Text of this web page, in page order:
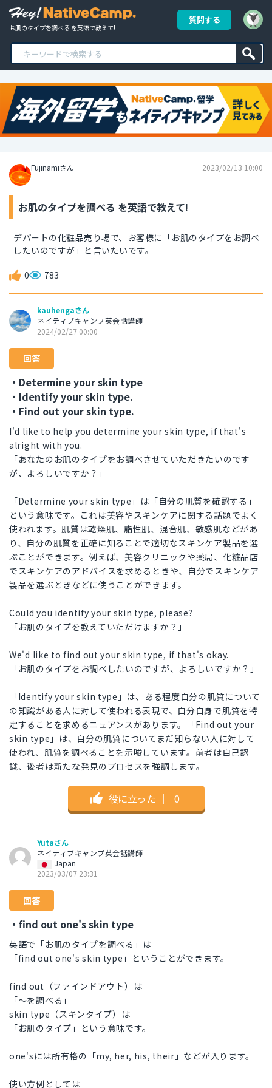
お肌のタイプを調べる を英語で教えて!
質問する
Fujinamiさん 2023/02/13 10:00
お肌のタイプを調べる を英語で教えて!
デパートの化粧品売り場で、お客様に「お肌のタイプをお調べ
したいのですが」と言いたいです。
0 783
kauhengaさん
ネイティブキャンプ英会話講師
2024/02/27 00:00
回答
・Determine your skin type
・Identify your skin type.
・Find out your skin type.
I'd like to help you determine your skin type, if that's
alright with you.
「あなたのお肌のタイプをお調べさせていただきたいのです
が、よろしいですか？」
「Determine your skin type」は「自分の肌質を確認する」
という意味です。これは美容やスキンケアに関する話題でよく
使われます。肌質は乾燥肌、脂性肌、混合肌、敏感肌などがあ
り、自分の肌質を正確に知ることで適切なスキンケア製品を選
ぶことができます。例えば、美容クリニックや薬局、化粧品店
でスキンケアのアドバイスを求めるときや、自分でスキンケア
製品を選ぶときなどに使うことができます。
Could you identify your skin type, please?
「お肌のタイプを教えていただけますか？」
We'd like to find out your skin type, if that's okay.
「お肌のタイプをお調べしたいのですが、よろしいですか？」
「Identify your skin type」は、ある程度自分の肌質について
の知識がある人に対して使われる表現で、自分自身で肌質を特
定することを求めるニュアンスがあります。「Find out your
skin type」は、自分の肌質についてまだ知らない人に対して
使われ、肌質を調べることを示唆しています。前者は自己認
識、後者は新たな発見のプロセスを強調します。
役に立った ｜ 0
Yutaさん
ネイティブキャンプ英会話講師
Japan
2023/03/07 23:31
回答
・find out one's skin type
英語で「お肌のタイプを調べる」は
「find out one's skin type」ということができます。
find out（ファインドアウト）は
「〜を調べる」
skin type（スキンタイプ）は
「お肌のタイプ」という意味です。
one'sには所有格の「my, her, his, their」などが入ります。
使い方例としては